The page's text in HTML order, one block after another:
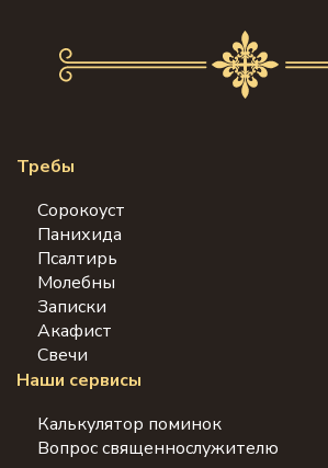
Требы
Сорокоуст
Панихида
Псалтирь
Молебны
Записки
Акафист
Свечи
Наши сервисы
Калькулятор поминок
Вопрос священнослужителю